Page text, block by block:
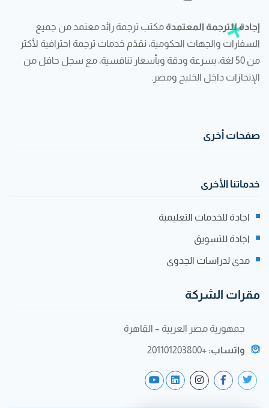
إجادة للترجمة المعتمدة مكتب ترجمة رائد معتمد من جميع
السفارات والجهات الحكومية، نقدّم خدمات ترجمة احترافية لأكثر
من 50 لغة، بسرعة ودقة وبأسعار تنافسية، مع سجل حافل من
الإنجازات داخل الخليج ومصر.
صفحات أخرى
خدماتنا الأخرى
اجادة للخدمات التعليمية
اجادة للتسويق
مدى لدراسات الجدوى
مقرات الشركة
جمهورية مصر العربية – القاهرة
واتساب: +201101203800